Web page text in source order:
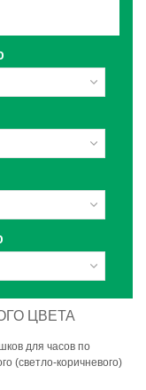
ЦВЕТА
для часов по
(светло-коричневого)